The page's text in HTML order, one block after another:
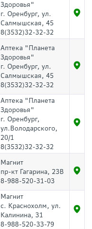
Здоровья"
г. Оренбург, ул.
Салмышская, 45
8(3532)32-32-32
Аптека "Планета
Здоровья"
г. Оренбург, ул.
Салмышская, 45
8(3532)32-32-32
Аптека "Планета
Здоровья"
г. Оренбург,
ул.Володарского,
20/1
8(3532)32-32-32
Магнит
пр-кт Гагарина, 23В
8-988-520-31-03
Магнит
с. Краснохолм, ул.
Калинина, 31
8-988-520-33-79